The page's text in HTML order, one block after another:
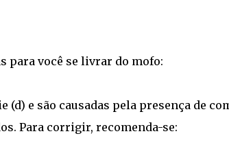
para você se livrar do mofo:
(d) e são causadas pela presença de
Para corrigir, recomenda-se: